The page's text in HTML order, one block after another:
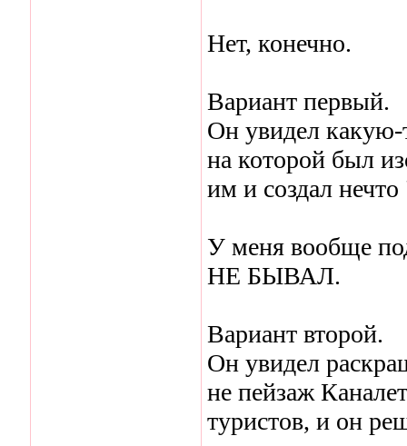
Нет, конечно.
Вариант первый.
Он увидел какую-
на которой был
им и создал нечто
У меня вообще
НЕ БЫВАЛ.
Вариант второй.
Он увидел
не пейзаж
туристов, и он